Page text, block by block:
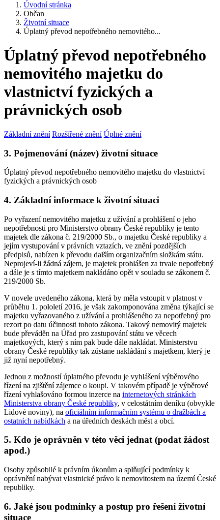
Úvodní stránka
Občan
Životní situace
Úplatný převod nepotřebného nemovitého...
Úplatný převod nepotřebného
nemovitého majetku do
vlastnictví fyzických a
právnických osob
Základní znění Rozšířené znění Úplné znění
3. Pojmenování (název) životní situace
Úplatný převod nepotřebného nemovitého majetku do vlastnictví
fyzických a právnických osob
4. Základní informace k životní situaci
Po vyřazení nemovitého majetku z užívání a prohlášení o jeho
nepotřebnosti pro Ministerstvo obrany České republiky je tento
majetek dle zákona č. 219/2000 Sb., o majetku České republiky a
jejím vystupování v právních vztazích, ve znění pozdějších
předpisů, nabízen k převodu dalším organizačním složkám státu.
Neprojeví-li žádná zájem, je majetek prohlášen za trvale nepotřebný
a dále je s tímto majetkem nakládáno opět v souladu se zákonem č.
219/2000 Sb.
V novele uvedeného zákona, která by měla vstoupit v platnost v
průběhu 1. pololetí 2016, je však zakomponována změna týkající se
majetku vyřazovaného z užívání a prohlášeného za nepotřebný pro
rezort po datu účinnosti tohoto zákona. Takový nemovitý majetek
bude převáděn na Úřad pro zastupování státu ve věcech
majetkových, který s ním pak bude dále nakládat. Ministerstvu
obrany České republiky tak zůstane nakládání s majetkem, který je
již nyní nepotřebný.
Jednou z možností úplatného převodu je vyhlášení výběrového
řízení na zjištění zájemce o koupi. V takovém případě je výběrové
řízení vyhlašováno formou inzerce na internetových stránkách
Ministerstva obrany České republiky, v celostátním deníku (obvykle
Lidové noviny), na oficiálním informačním systému o dražbách a
ostatních nabídkách a na úředních deskách měst a obcí.
5. Kdo je oprávněn v této věci jednat (podat žádost
apod.)
Osoby způsobilé k právním úkonům a splňující podmínky k
oprávnění nabývat vlastnické právo k nemovitostem na území České
republiky.
6. Jaké jsou podmínky a postup pro řešení životní
situace